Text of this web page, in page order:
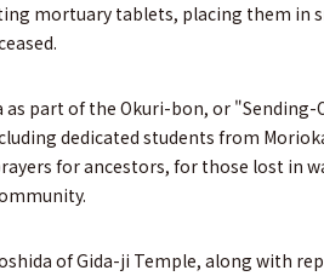
mortuary tablets, placing them in
part of the Okuri-bon, or "Sending-
dedicated students from
for ancestors, for those lost in
of Gida-ji Temple, along with